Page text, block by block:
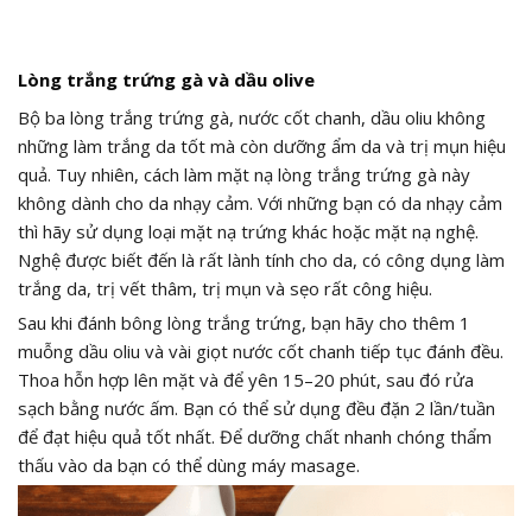
Lòng trắng trứng gà và dầu olive
Bộ ba lòng trắng trứng gà, nước cốt chanh, dầu oliu không
những làm trắng da tốt mà còn dưỡng ẩm da và trị mụn hiệu
quả. Tuy nhiên, cách làm mặt nạ lòng trắng trứng gà này
không dành cho da nhạy cảm. Với những bạn có da nhạy cảm
thì hãy sử dụng loại mặt nạ trứng khác hoặc mặt nạ nghệ.
Nghệ được biết đến là rất lành tính cho da, có công dụng làm
trắng da, trị vết thâm, trị mụn và sẹo rất công hiệu.
Sau khi đánh bông lòng trắng trứng, bạn hãy cho thêm 1
muỗng dầu oliu và vài giọt nước cốt chanh tiếp tục đánh đều.
Thoa hỗn hợp lên mặt và để yên 15–20 phút, sau đó rửa
sạch bằng nước ấm. Bạn có thể sử dụng đều đặn 2 lần/tuần
để đạt hiệu quả tốt nhất. Để dưỡng chất nhanh chóng thẩm
thấu vào da bạn có thể dùng máy masage.